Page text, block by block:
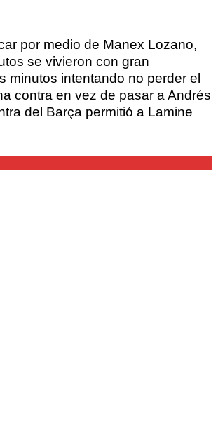
por medio de Manex Lozano,
se vivieron con gran
minutos intentando no perder el
contra en vez de pasar a Andrés
del Barça permitió a Lamine